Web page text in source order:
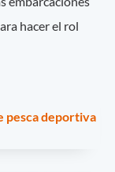
hacer el rol
pesca deportiva